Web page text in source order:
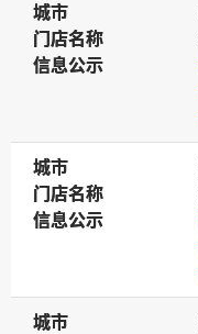
城市
城市
门店名称
门店名称
信息公示
信息公示
城市
城市
门店名称
门店名称
信息公示
信息公示
城市
城市